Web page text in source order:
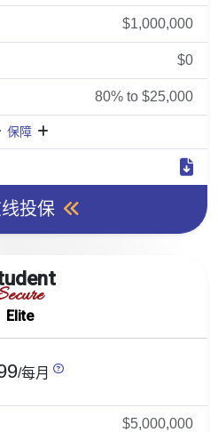
$1,000,000
$0
80% to $25,000
保障
投保
Elite
/每月
$5,000,000